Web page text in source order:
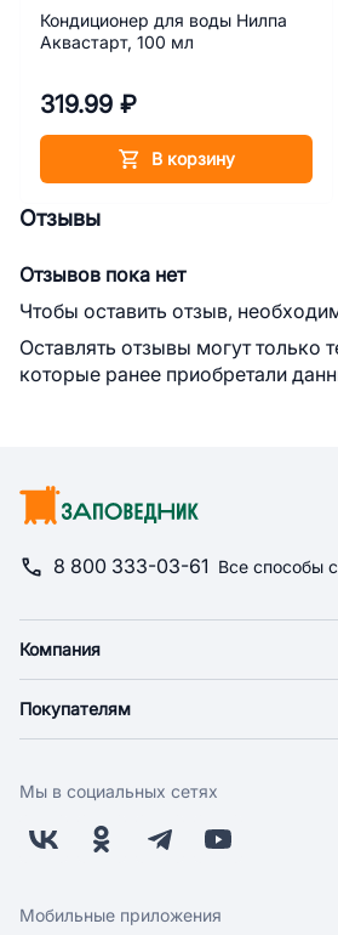
Кондиционер для воды Нилпа
Аквастарт, 100 мл
319.99 ₽
В корзину
Отзывы
Отзывов пока нет
Чтобы оставить отзыв,
Оставлять отзывы могут только
которые ранее приобретали
8 800 333-03-61 Все способы
Компания
Новости
Поставщикам
Заводчикам
Обратная связь
Покупателям
Оплата
Бонусная программа
Скидки и акции
Мы в социальных сетях
Мобильные приложения